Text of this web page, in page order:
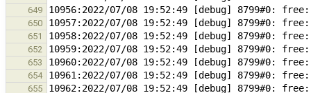
649
650
651
652
653
654
655